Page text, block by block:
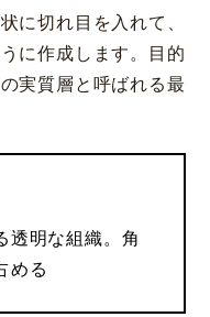
に切れ目を入れて、
に作成します。目的
実質層と呼ばれる最
透明な組織。角
める